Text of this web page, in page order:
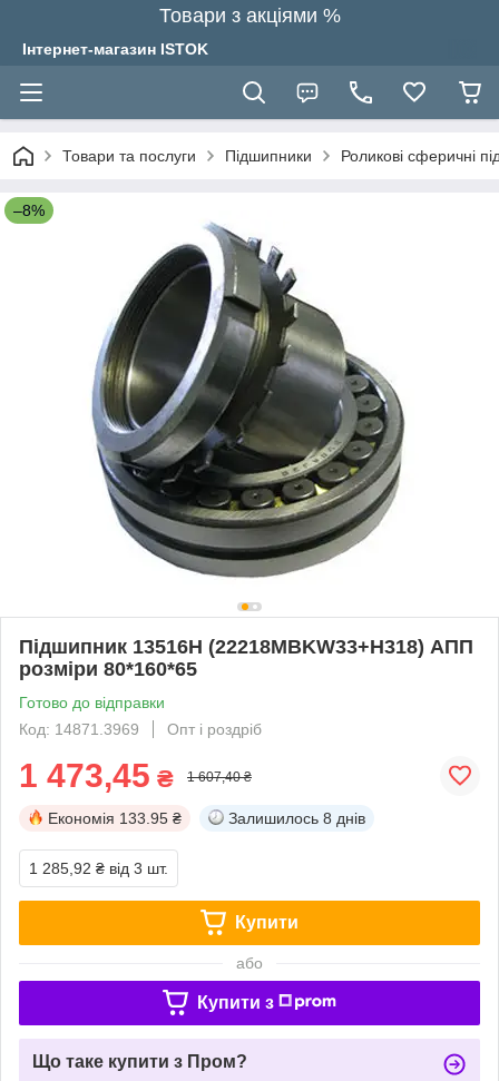
Товари з акціями %
Інтернет-магазин ISTOK
Товари та послуги Підшипники Роликові сферичні
–8%
Підшипник 13516Н (22218MBKW33+H318) АПП
розміри 80*160*65
Готово до відправки
Код: 14871.3969
Опт і роздріб
1 473,45 ₴ 1 607,40 ₴
Економія 133.95 ₴ Залишилось 8 днів
1 285,92 ₴ від 3 шт.
Купити
або
Купити з
Що таке купити з Пром?